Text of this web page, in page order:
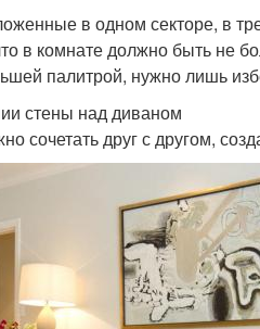
в одном секторе, в
в комнате должно быть не
палитрой, нужно лишь
стены над диваном
сочетать друг с другом,